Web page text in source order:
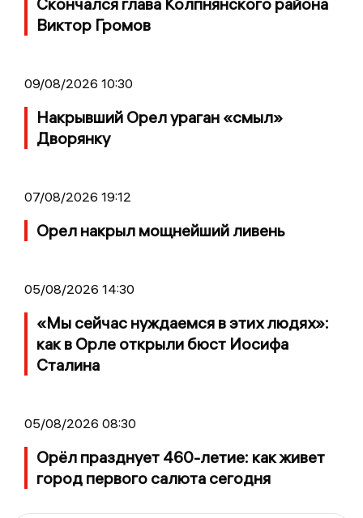
Виктор Громов
09/08/2026 10:30
Накрывший Орел ураган «смыл»
Дворянку
07/08/2026 19:12
Орел накрыл мощнейший ливень
05/08/2026 14:30
«Мы сейчас нуждаемся в этих людях»:
как в Орле открыли бюст Иосифа
Сталина
05/08/2026 08:30
Орёл празднует 460-летие: как живет
город первого салюта сегодня